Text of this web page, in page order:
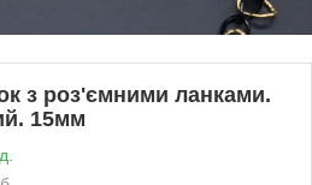
з роз'ємними ланками.
15мм